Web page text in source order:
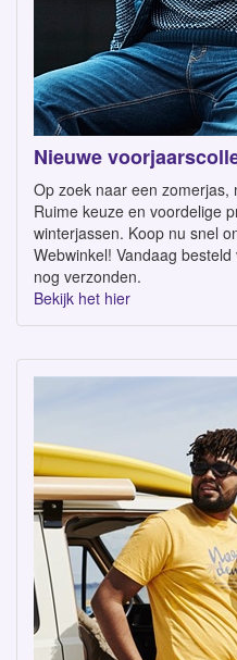
Nieuwe
Op zoek naar een
Ruime keuze en voordelige
winterjassen. Koop nu snel
Webwinkel! Vandaag
nog verzonden.
Bekijk het hier